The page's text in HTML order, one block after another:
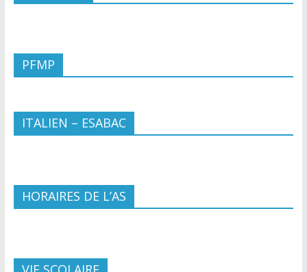
PFMP
ITALIEN – ESABAC
HORAIRES DE L’AS